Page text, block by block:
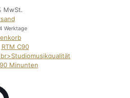
MwSt.
Werktage